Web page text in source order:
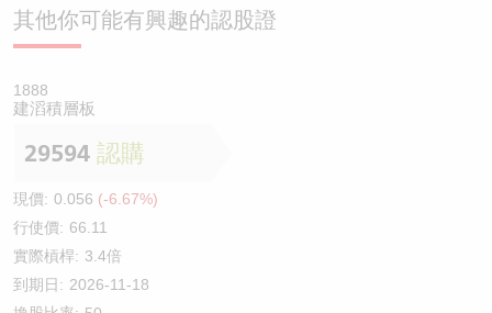
其他你可能有興趣的認股證
1888
建滔積層板
29594 認購
現價: 0.056 (-6.67%)
行使價: 66.11
實際槓桿: 3.4倍
到期日: 2026-11-18